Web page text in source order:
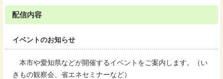
配信内容
イベントのお知らせ
本市や愛知県などが開催するイベントをご案内します。（い
きもの観察会、省エネセミナーなど）